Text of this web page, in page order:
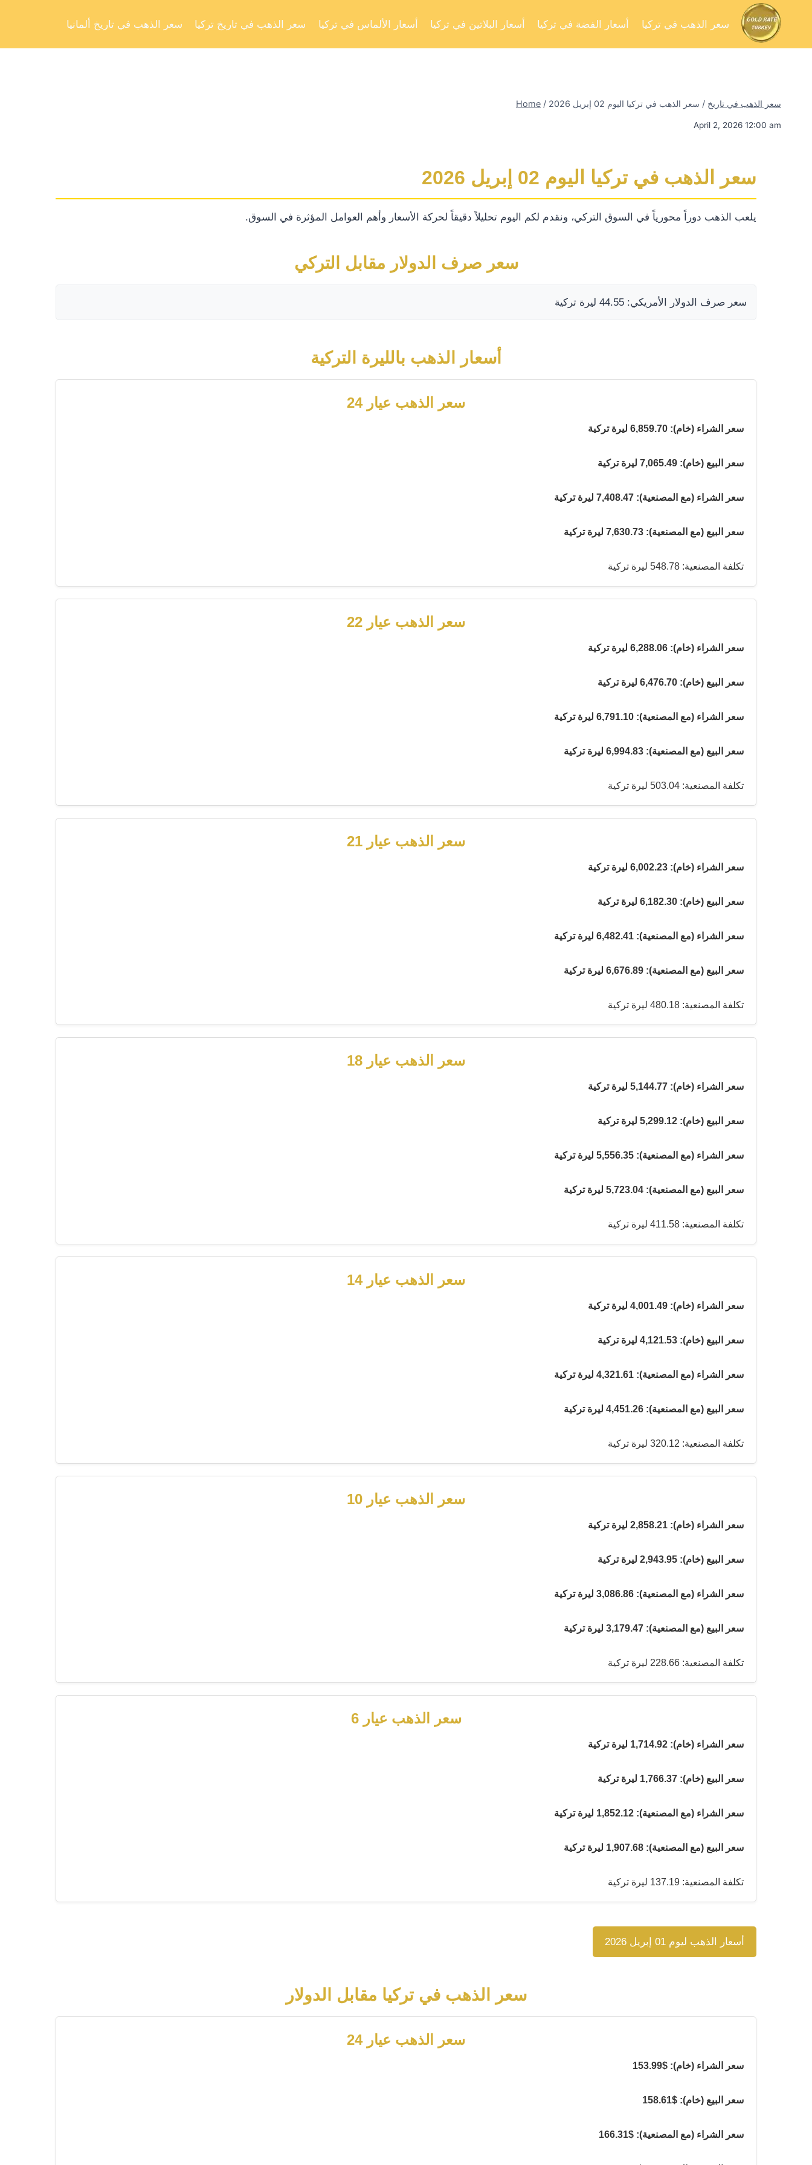
سعر الذهب في تاريخ ألمانيا سعر الذهب في تاريخ تركيا أسعار الألماس في تركيا أسعار البلاتين في تركيا أسعار الفضة في تركيا سعر الذهب في تركيا
Home / سعر الذهب في تاريخ / سعر الذهب في تركيا اليوم 02 إبريل 2026
April 2, 2026 12:00 am
سعر الذهب في تركيا اليوم 02 إبريل 2026
يلعب الذهب دوراً محورياً في السوق التركي، ونقدم لكم اليوم تحليلاً دقيقاً لحركة الأسعار وأهم العوامل المؤثرة في السوق.
سعر صرف الدولار مقابل التركي
سعر صرف الدولار الأمريكي: 44.55 ليرة تركية
أسعار الذهب بالليرة التركية
سعر الذهب عيار 24
سعر الشراء (خام): 6,859.70 ليرة تركية
سعر البيع (خام): 7,065.49 ليرة تركية
سعر الشراء (مع المصنعية): 7,408.47 ليرة تركية
سعر البيع (مع المصنعية): 7,630.73 ليرة تركية
تكلفة المصنعية: 548.78 ليرة تركية
سعر الذهب عيار 22
سعر الشراء (خام): 6,288.06 ليرة تركية
سعر البيع (خام): 6,476.70 ليرة تركية
سعر الشراء (مع المصنعية): 6,791.10 ليرة تركية
سعر البيع (مع المصنعية): 6,994.83 ليرة تركية
تكلفة المصنعية: 503.04 ليرة تركية
سعر الذهب عيار 21
سعر الشراء (خام): 6,002.23 ليرة تركية
سعر البيع (خام): 6,182.30 ليرة تركية
سعر الشراء (مع المصنعية): 6,482.41 ليرة تركية
سعر البيع (مع المصنعية): 6,676.89 ليرة تركية
تكلفة المصنعية: 480.18 ليرة تركية
سعر الذهب عيار 18
سعر الشراء (خام): 5,144.77 ليرة تركية
سعر البيع (خام): 5,299.12 ليرة تركية
سعر الشراء (مع المصنعية): 5,556.35 ليرة تركية
سعر البيع (مع المصنعية): 5,723.04 ليرة تركية
تكلفة المصنعية: 411.58 ليرة تركية
سعر الذهب عيار 14
سعر الشراء (خام): 4,001.49 ليرة تركية
سعر البيع (خام): 4,121.53 ليرة تركية
سعر الشراء (مع المصنعية): 4,321.61 ليرة تركية
سعر البيع (مع المصنعية): 4,451.26 ليرة تركية
تكلفة المصنعية: 320.12 ليرة تركية
سعر الذهب عيار 10
سعر الشراء (خام): 2,858.21 ليرة تركية
سعر البيع (خام): 2,943.95 ليرة تركية
سعر الشراء (مع المصنعية): 3,086.86 ليرة تركية
سعر البيع (مع المصنعية): 3,179.47 ليرة تركية
تكلفة المصنعية: 228.66 ليرة تركية
سعر الذهب عيار 6
سعر الشراء (خام): 1,714.92 ليرة تركية
سعر البيع (خام): 1,766.37 ليرة تركية
سعر الشراء (مع المصنعية): 1,852.12 ليرة تركية
سعر البيع (مع المصنعية): 1,907.68 ليرة تركية
تكلفة المصنعية: 137.19 ليرة تركية
أسعار الذهب ليوم 01 إبريل 2026
سعر الذهب في تركيا مقابل الدولار
سعر الذهب عيار 24
سعر الشراء (خام): $153.99
سعر البيع (خام): $158.61
سعر الشراء (مع المصنعية): $166.31